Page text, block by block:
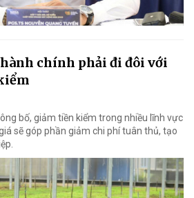
chính phải đi đôi với
bố, giảm tiền kiểm trong nhiều lĩnh vực
sẽ góp phần giảm chi phí tuân thủ, tạo